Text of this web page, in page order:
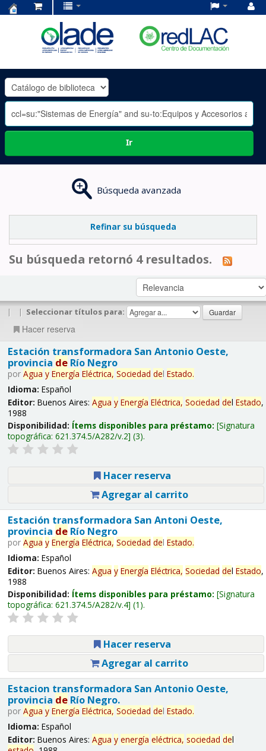
OLADE
-
Ir
Búsqueda avanzada
Refinar su búsqueda
Su búsqueda retornó 4 resultados.
| | Seleccionar títulos para:
Hacer reserva
Estación transformadora San Antonio Oeste,
provincia deRío Negro
por Agua y Energía Eléctrica, Sociedad del Estado.
Idioma: Español
Editor: Buenos Aires: Agua y Energía Eléctrica, Sociedad del Estado,
1988
Disponibilidad: Ítems disponibles para préstamo: Signatura
topográfica: 621.374.5/A282/v.2 (3).
Hacer reserva
Agregar al carrito
Estación transformadora San Antoni Oeste,
provincia deRío Negro
por Agua y Energía Eléctrica, Sociedad del Estado.
Idioma: Español
Editor: Buenos Aires: Agua y Energía Eléctrica, Sociedad del Estado,
1988
Disponibilidad: Ítems disponibles para préstamo: Signatura
topográfica: 621.374.5/A282/v.4 (1).
Hacer reserva
Agregar al carrito
Estacion transformadora San Antonio Oeste,
provincia deRío Negro.
por Agua y Energía Eléctrica, Sociedad del Estado.
Idioma: Español
Editor: Buenos Aires: Agua y energía eléctrica, sociedad del